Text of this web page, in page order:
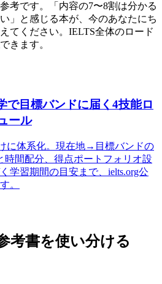
考です。「内容の7〜8割は分かる
」と感じる本が、今のあなたにち
てください。IELTS全体のロード
きます。
で目標バンドに届く4技能ロ
ール
に体系化。現在地→目標バンドの
時間配分、得点ポートフォリオ設
学習期間の目安まで、ielts.org公
。
考書を使い分ける